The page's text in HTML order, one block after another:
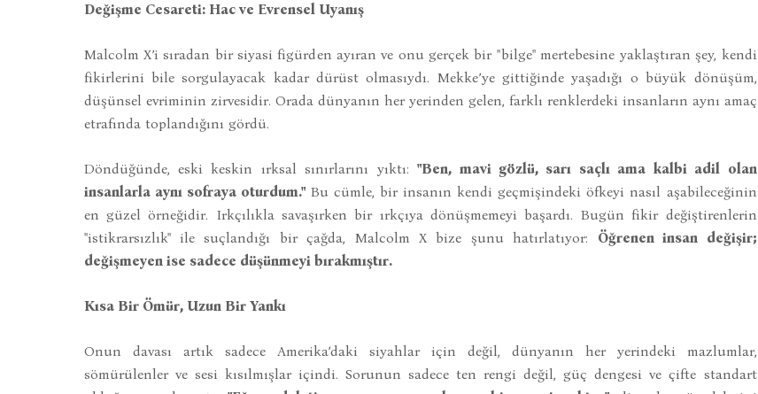
Değişme Cesareti: Hac ve Evrensel Uyanış
Malcolm X’i sıradan bir siyasi figürden ayıran ve onu gerçek bir "bilge" mertebesine yaklaştıran şey, kendi
fikirlerini bile sorgulayacak kadar dürüst olmasıydı. Mekke’ye gittiğinde yaşadığı o büyük dönüşüm,
düşünsel evriminin zirvesidir. Orada dünyanın her yerinden gelen, farklı renklerdeki insanların aynı amaç
etrafında toplandığını gördü.
Döndüğünde, eski keskin ırksal sınırlarını yıktı:"Ben, mavi gözlü, sarı saçlı ama kalbi adil olan
insanlarla aynı sofraya oturdum."Bu cümle, bir insanın kendi geçmişindeki öfkeyi nasıl aşabileceğinin
en güzel örneğidir. Irkçılıkla savaşırken bir ırkçıya dönüşmemeyi başardı. Bugün fikir değiştirenlerin
"istikrarsızlık" ile suçlandığı bir çağda, Malcolm X bize şunu hatırlatıyor: Öğrenen insan değişir;
değişmeyen ise sadece düşünmeyi bırakmıştır.
Kısa Bir Ömür, Uzun Bir Yankı
Onun davası artık sadece Amerika’daki siyahlar için değil, dünyanın her yerindeki mazlumlar,
sömürülenler ve sesi kısılmışlar içindi. Sorunun sadece ten rengi değil, güç dengesi ve çifte standart